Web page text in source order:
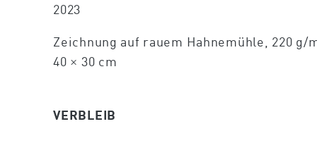
2023
Zeichnung auf rauem Hahnemühle, 220 g/
40 × 30 cm
VERBLEIB